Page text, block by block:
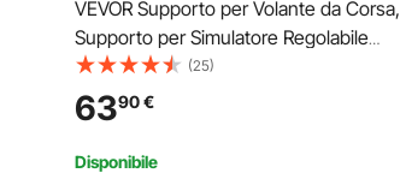
VEVOR Supporto per Volante da Corsa,
Supporto per Simulatore Regolabile
Pieghevole per Logitech G29 G27 G920
G923, Thrustmaster T300RS T300GT
T248 TS-PC TSXW Gaming Cockpit,
Pedali NON Incluso
(25)
6390€
Disponibile